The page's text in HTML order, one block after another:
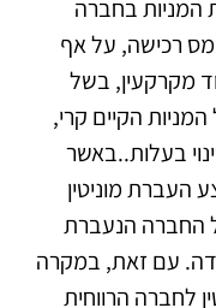
המניות בחברה
רכישה, על אף
מקרקעין, בשל
הקיים קרי,
בעלות..באשר
העברת מוניטין
החברה הנעברת
סעיף 140א לפקודה. עם זאת, במקרה
לחברה הרווחית